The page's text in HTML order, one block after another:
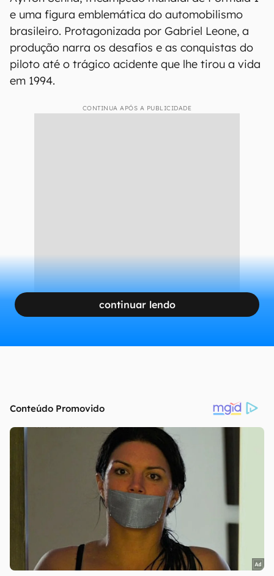
e uma figura emblemática do automobilismo
brasileiro. Protagonizada por Gabriel Leone, a
produção narra os desafios e as conquistas do
piloto até o trágico acidente que lhe tirou a vida
em 1994.
CONTINUA APÓS A PUBLICIDADE
continuar lendo